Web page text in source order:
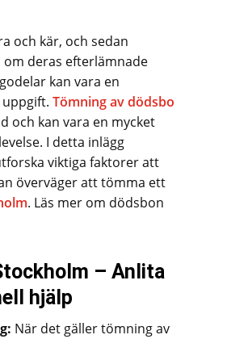
och kär, och sedan
om deras efterlämnade
kan vara en
Tömning av dödsbo
och kan vara en mycket
I detta inlägg
viktiga faktorer att
överväger att tömma ett
. Läs mer om dödsbon
– Anlita
hjälp
När det gäller tömning av